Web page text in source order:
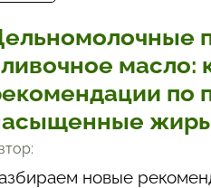
масло:
по
новые